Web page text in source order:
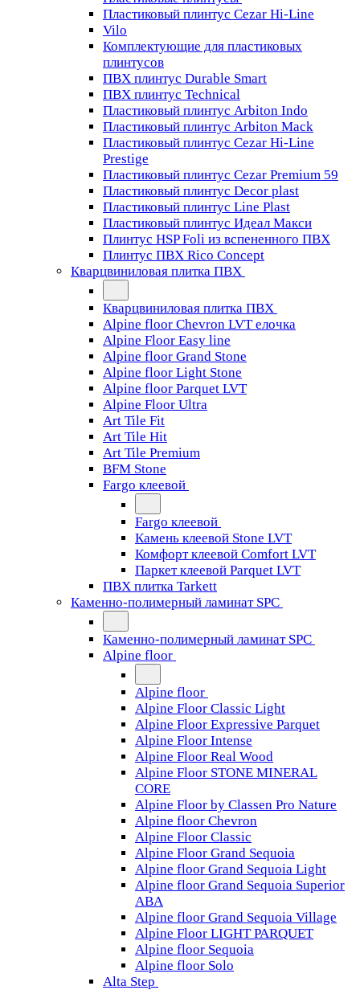
Пластиковый плинтус Cezar Hi-Line
Vilo
Комплектующие для пластиковых
плинтусов
ПВХ плинтус Durable Smart
ПВХ плинтус Technical
Пластиковый плинтус Arbiton Indo
Пластиковый плинтус Arbiton Mack
Пластиковый плинтус Cezar Hi-Line
Prestige
Пластиковый плинтус Cezar Premium 59
Пластиковый плинтус Decor plast
Пластиковый плинтус Line Plast
Пластиковый плинтус Идеал Макси
Плинтус HSP Foli из вспененного ПВХ
Плинтус ПВХ Rico Concept
Кварцвиниловая плитка ПВХ
Кварцвиниловая плитка ПВХ
Alpine floor Chevron LVT елочка
Alpine Floor Easy line
Alpine floor Grand Stone
Alpine floor Light Stone
Alpine floor Parquet LVT
Alpine Floor Ultra
Art Tile Fit
Art Tile Hit
Art Tile Premium
BFM Stone
Fargo клеевой
Fargo клеевой
Камень клеевой Stone LVT
Комфорт клеевой Comfort LVT
Паркет клеевой Parquet LVT
ПВХ плитка Tarkett
Каменно-полимерный ламинат SPC
Каменно-полимерный ламинат SPC
Alpine floor
Alpine floor
Alpine Floor Classic Light
Alpine Floor Expressive Parquet
Alpine Floor Intense
Alpine Floor Real Wood
Alpine Floor STONE MINERAL
CORE
Alpine Floor by Classen Pro Nature
Alpine floor Chevron
Alpine Floor Classic
Alpine Floor Grand Sequoia
Alpine floor Grand Sequoia Light
Alpine floor Grand Sequoia Superior
ABA
Alpine floor Grand Sequoia Village
Alpine Floor LIGHT PARQUET
Alpine floor Sequoia
Alpine floor Solo
Alta Step